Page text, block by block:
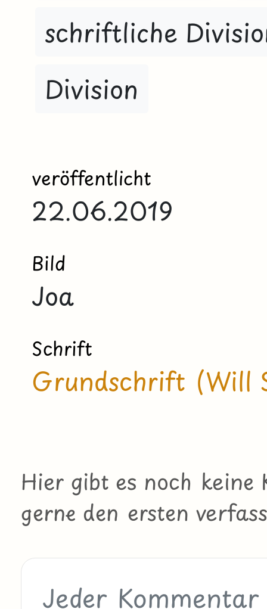
schriftliche
Division
veröffentlicht
22.06.2019
Bild
Joa
Schrift
Grundschrift (Will
Hier gibt es noch keine
gerne den ersten